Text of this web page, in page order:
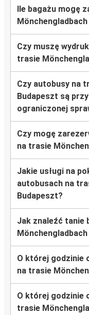
Ile bagażu mogę
Czy muszę
trasie
Czy autobusy na
Budapeszt są
ograniczonej
Czy mogę
na trasie
Jakie usługi na
autobusach na
Budapeszt?
Jak znaleźć tanie
O której godzinie
na trasie
O której godzinie
trasie